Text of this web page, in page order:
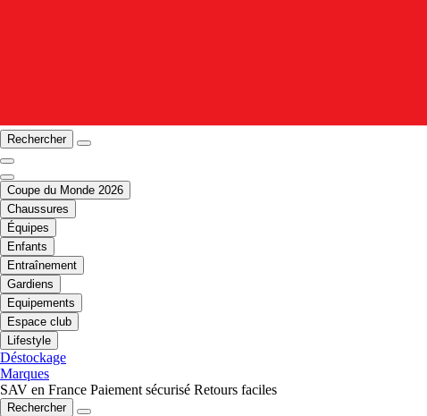
Rechercher
Coupe du Monde 2026
Chaussures
Équipes
Enfants
Entraînement
Gardiens
Equipements
Espace club
Lifestyle
Déstockage
Marques
SAV en France Paiement sécurisé Retours faciles
Rechercher